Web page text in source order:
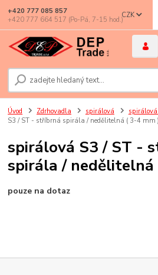
CZK
+420 777 085 857
+420 777 664 517 (Po-Pá, 7-15 hod.)
Úvod Zdrhovadla spirálová
S3 / ST - stříbrná spirála / nedělitelná ( 3-4 mm )
spirálová S3 / ST -
spirála / nedělitelná
pouze na dotaz